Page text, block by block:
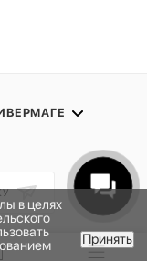
в целях
Принять